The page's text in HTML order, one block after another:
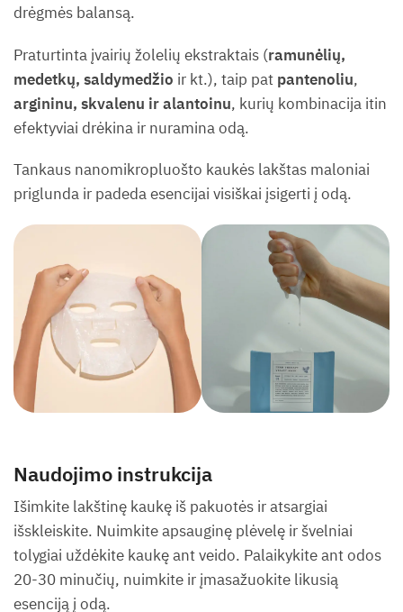
drėgmės balansą.
Praturtinta įvairių žolelių ekstraktais (ramunėlių,
medetkų, saldymedžio ir kt.), taip pat pantenoliu,
argininu, skvalenu ir alantoinu, kurių kombinacija itin
efektyviai drėkina ir nuramina odą.
Tankaus nanomikropluošto kaukės lakštas maloniai
priglunda ir padeda esencijai visiškai įsigerti į odą.
Naudojimo instrukcija
Išimkite lakštinę kaukę iš pakuotės ir atsargiai
išskleiskite. Nuimkite apsauginę plėvelę ir švelniai
tolygiai uždėkite kaukę ant veido. Palaikykite ant odos
20-30 minučių, nuimkite ir įmasažuokite likusią
esenciją į odą.